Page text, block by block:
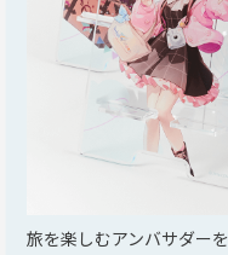
旅を楽しむアンバサダー